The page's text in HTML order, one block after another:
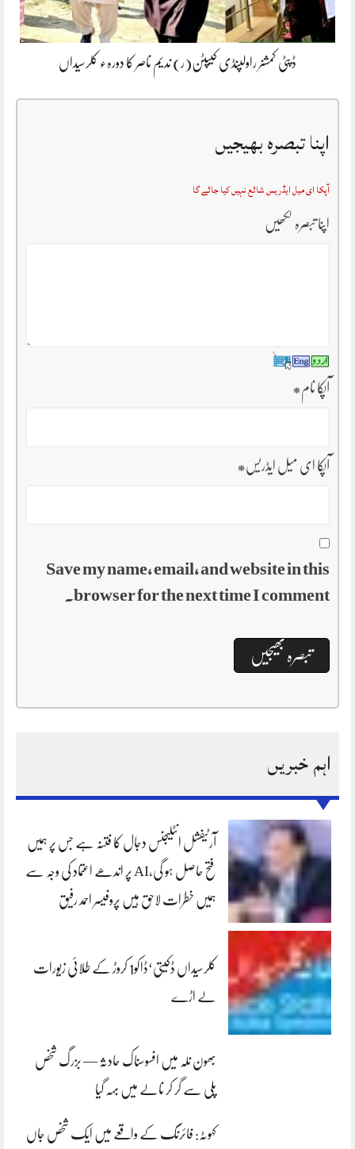
ڈپٹی کمشنر راولپنڈی کیپٹن(ر) ندیم ناصر کا دورہء کلرسیداں
اپنا تبصرہ بھیجیں
آپکا ای میل ایڈریس شائع نہیں کیا جائے گا
اپنا تبصرہ لکھیں
آپکا نام*
آپکا ای میل ایڈریس*
Save my name, email, and website in this
browser for the next time I comment.
اہم خبریں
آرٹیفشل انٹلیجنس دجال کا فتنہ ہے جس پر ہمیں
فتح حاصل ہو گی،AI پر اندھے اعتماد کی وجہ سے
ہمیں خطرات لاحق ہیں پروفیسر احمد رفیق
کلرسیداں ڈکیتی‘ڈاکو1 کروڑ کے طلائی زیورات
لے اڑے
بھون نلہ میں افسوسناک حادثہ — بزرگ شخص
پلی سے گر کر نالے میں بہہ گیا
کہوٹہ: فائرنگ کے واقعے میں ایک شخص جاں